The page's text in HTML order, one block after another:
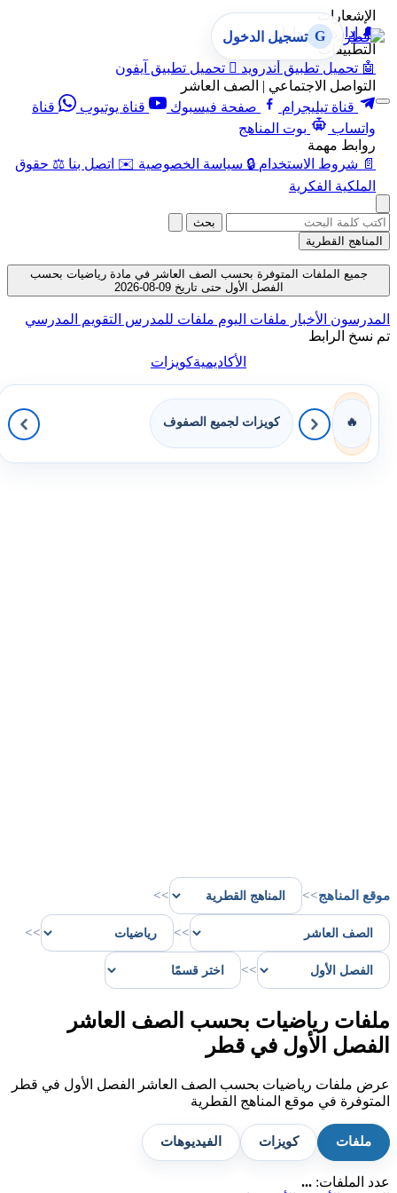
الإشعارات
🔔 إدارة الإشعارات
التطبيقات
🤖 تحميل تطبيق أندرويد  تحميل تطبيق آيفون
التواصل الاجتماعي | الصف العاشر
قناة تيليجرام
صفحة فيسبوك قناة يوتيوب
قناة
واتساب
بوت المناهج
روابط مهمة
📄 شروط الاستخدام 🔒 سياسة الخصوصية ✉️ اتصل بنا ⚖️ حقوق
الملكية الفكرية
G تسجيل الدخول
بحث
المناهج القطرية
جميع الملفات المتوفرة بحسب الصف العاشر في مادة رياضيات بحسب
الفصل الأول حتى تاريخ 09-08-2026
المدرسون الأخبار ملفات اليوم ملفات للمدرس التقويم المدرسي
تم نسخ الرابط
الأكاديميةكويزات
🔥 كويزات لجميع الصفوف
موقع المناهج>>
>>
>>
>>
>>
ملفات رياضيات بحسب الصف العاشر
الفصل الأول في قطر
عرض ملفات رياضيات بحسب الصف العاشر الفصل الأول في قطر
المتوفرة في موقع المناهج القطرية
ملفات كويزات الفيديوهات
عدد الملفات: ...